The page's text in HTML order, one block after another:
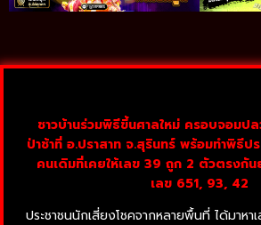
ชาวบ้านร่วมพิธีขึ้นศาลใหม่ ครอบจอมปล
ป่าช้าที่ อ.ปราสาท จ.สุรินทร์ พร้อมทำพิธีป
คนเดิมที่เคยให้เลข 39 ถูก 2 ตัวตรงกั
เลข 651, 93, 42
ประชาชนนักเสี่ยงโชคจากหลายพื้นที่ ได้มาหา